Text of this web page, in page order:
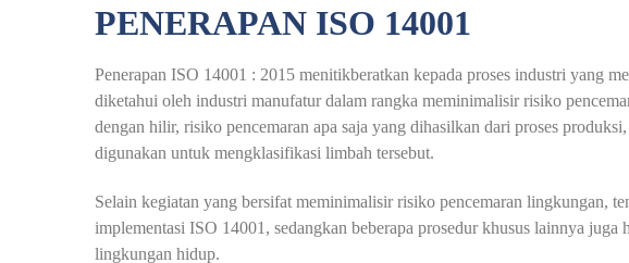
PENERAPAN ISO 14001
Penerapan ISO 14001 : 2015 menitikberatkan kepada proses industri yang
diketahui oleh industri manufatur dalam rangka meminimalisir risiko
dengan hilir, risiko pencemaran apa saja yang dihasilkan dari proses
digunakan untuk mengklasifikasi limbah tersebut.
Selain kegiatan yang bersifat meminimalisir risiko pencemaran lingkungan,
implementasi ISO 14001, sedangkan beberapa prosedur khusus lainnya
lingkungan hidup.